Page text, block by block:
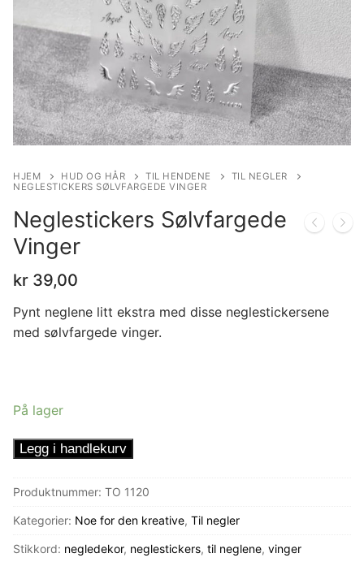
HJEM HUD OG HÅR TIL HENDENE
TIL NEGLER
NEGLESTICKERS SØLVFARGEDE VINGER
Neglestickers Sølvfargede
Vinger
kr 39,00
Pynt neglene litt ekstra med disse neglestickersene
med sølvfargede vinger.
På lager
Neglestickers
Vinger
Legg i handlekurv
Produktnummer: TO 1120
Kategorier: Noe for den kreative, Til negler
Stikkord: negledekor, neglestickers, til neglene, vinger